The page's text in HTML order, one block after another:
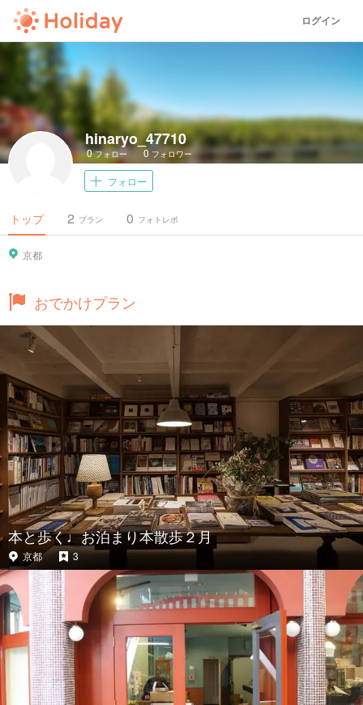
ログイン
hinaryo_47710
0フォロー 0 フォロワー
フォロー
トップ プラン
2 フォトレポ
0
京都
おでかけプラン
本と歩く♩お泊まり本散歩２月
京都 3